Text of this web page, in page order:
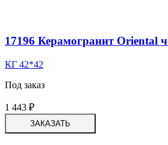
17196 Керамогранит Oriental
КГ 42*42
Под заказ
1 443 ₽
ЗАКАЗАТЬ